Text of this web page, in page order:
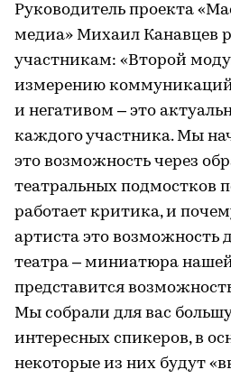
Руководитель проекта
медиа» Михаил Канавцев
участникам: «Второй
измерению
и негативом – это
каждого участника. Мы
это возможность через
театральных подмостков
работает критика, и
артиста это возможность
театра – миниатюра
представится
Мы собрали для вас
интересных спикеров, в
некоторые из них будут